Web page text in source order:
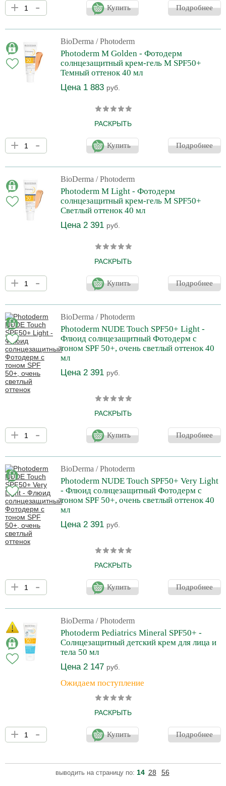
степенью защиты от солнца (защищает от UVB, UVA; PA++++)
для чувствительной кожи лица и тела. Оказывает увлажняющее
после нанесения. Хорошая переносимость кожей и слизистой
глаз. Средство прошло дерматологический и
офтальмологический контроль. Без отдушки. Водоустойчивое.
Стойкое к поту, песку. Стойкое на влажной коже.
Фотостабильное.
+ - Купить Подробнее
BioDerma / Photoderm
Photoderm M Golden - Фотодерм
солнцезащитный крем-гель M SPF50+
Темный оттенок 40 мл
Цена 1 883 руб.
РАСКРЫТЬ
Очень высокая степень защиты для чувствительной кожи с
гиперпигментацией ("маска беременности") с тоном. Степень
защиты от голубого излучения 61. "Маска беременных" - это
синего спектра. Защищает от UVB, UVA; PA++++. Выравнивает
тон кожи, осветляет, предотвращает повторное появление
пигментных пятен (благодаря глабридину в составе). Высокая
концентрация пигментов блокируе
+ - Купить Подробнее
BioDerma / Photoderm
Photoderm M Light - Фотодерм
cолнцезащитный крем-гель M SPF50+
Светлый оттенок 40 мл
Цена 2 391 руб.
РАСКРЫТЬ
Очень высокая степень защиты для чувствительной кожи с
гиперпигментацией ("маска беременности") с тоном. Степень
защиты от голубого излучения 61. "Маска беременных" - это
синего спектра. Защищает от UVB, UVA; PA++++. Выравнивает
тон кожи, осветляет, предотвращает повторное появление
пигментных пятен (благодаря глабридину в составе). Высокая
концентрация пигментов блокируе
+ - Купить Подробнее
BioDerma / Photoderm
Photoderm NUDE Touch SPF50+ Light -
Флюид солнцезащитный Фотодерм с
тоном SPF 50+, очень светлый оттенок 40
мл
Цена 2 391 руб.
РАСКРЫТЬ
Защита для комбинированной и жирной кожи. Солнцезащитный
флюид – это мгновенное матирование кожи,
противовоспалительный эффект и защита от солнца. Формула
матирующей пудры. Благодаря невесомой текстуре и
шелковисто-гладкому нанесению создается пудровое покрытие,
которое идеально ложится на кожу.
+ - Купить Подробнее
BioDerma / Photoderm
Photoderm NUDE Touch SPF50+ Very Light
- Флюид солнцезащитный Фотодерм с
тоном SPF 50+, очень светлый оттенок 40
мл
Цена 2 391 руб.
РАСКРЫТЬ
Защита для комбинированной и жирной кожи. Солнцезащитный
флюид – это мгновенное матирование кожи,
противовоспалительный эффект и защита от солнца. Формула
матирующей пудры. Благодаря невесомой текстуре и
шелковисто-гладкому нанесению создается пудровое покрытие,
которое идеально ложится на кожу.
+ - Купить Подробнее
BioDerma / Photoderm
Photoderm Pediatrics Mineral SPF50+ -
Солнцезащитный детский крем для лица и
тела 50 мл
Цена 2 147 руб.
Ожидаем поступление
РАСКРЫТЬ
Photoderm Pediatrics Mineral SPF50+ Солнцезащитный детский
крем для лица и тела для младенцев с 0 месяцев (за
исключением недоношенных младенцев). Подходит для кожи,
коротких UVA лучей. 100% минеральные фильтры. Нежирная,
нелипкая текстура, быстро впитывается. Протестировано под
+ - Купить Подробнее
выводить на страницу по: 14 28 56